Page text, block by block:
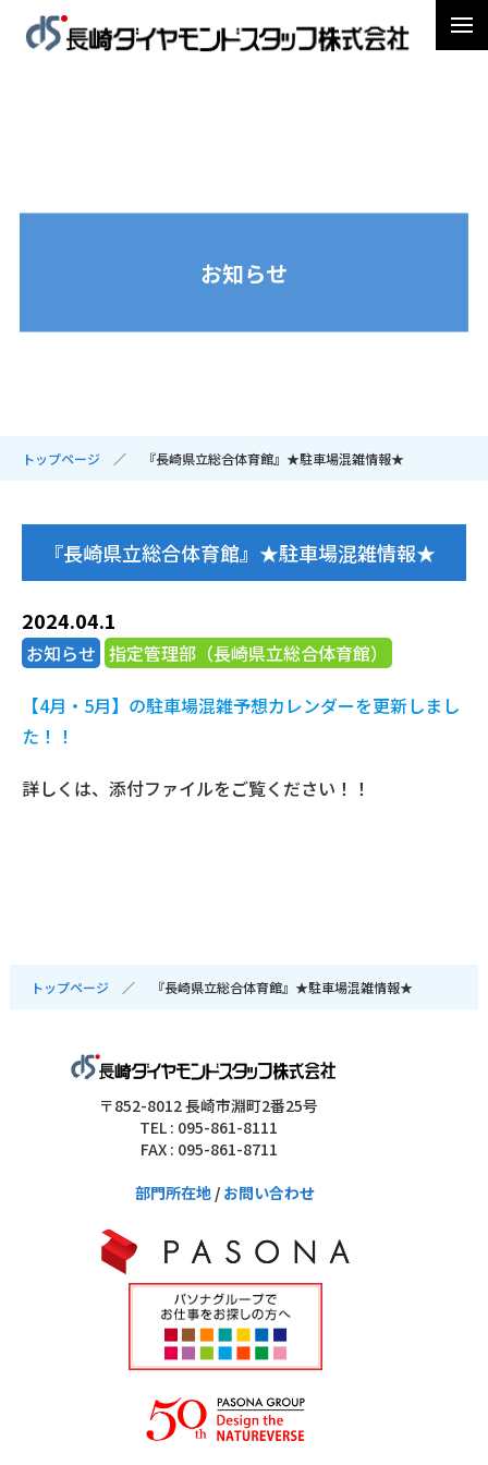
お知らせ
トップページ 『長崎県立総合体育館』★駐車場混雑情報★
『長崎県立総合体育館』★駐車場混雑情報★
2024.04.1
お知らせ 指定管理部（長崎県立総合体育館）
【4月・5月】の駐車場混雑予想カレンダーを更新しまし
た！！
詳しくは、添付ファイルをご覧ください！！
トップページ 『長崎県立総合体育館』★駐車場混雑情報★
〒852-8012 長崎市淵町2番25号
TEL : 095-861-8111
FAX : 095-861-8711
部門所在地 / お問い合わせ